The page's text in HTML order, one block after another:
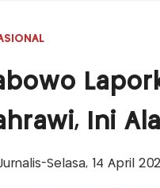
Ini
Selasa, 14 April